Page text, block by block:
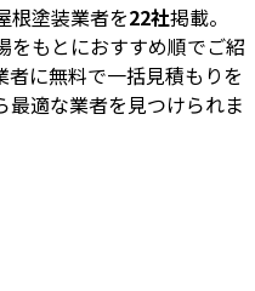
根塗装業者を22社掲載。
をもとにおすすめ順でご紹
に無料で一括見積もりを
適な業者を見つけられま